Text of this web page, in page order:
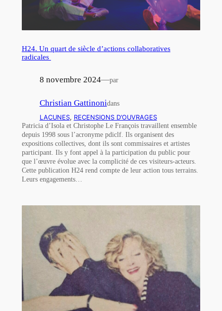
H24. Un quart de siècle d’actions collaboratives
radicales
8 novembre 2024—par
Christian Gattinonidans
LACUNES, RECENSIONS D’OUVRAGES
Patricia d’Isola et Christophe Le François travaillent ensemble
depuis 1998 sous l’acronyme pdiclf. Ils organisent des
expositions collectives, dont ils sont commissaires et artistes
participant. Ils y font appel à la participation du public pour
que l’œuvre évolue avec la complicité de ces visiteurs-acteurs.
Cette publication H24 rend compte de leur action tous terrains.
Leurs engagements…